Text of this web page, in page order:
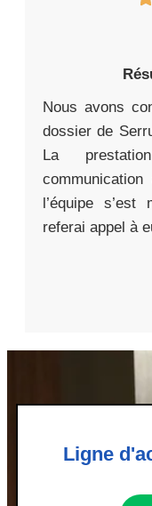
Nous avons
dossier de
La
l’équipe
referai appel à
Ligne